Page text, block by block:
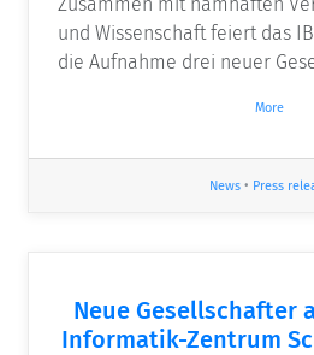
und Wissenschaft feiert das
die Aufnahme drei neuer
More
News• Press
Neue Gesellschafter
Informatik-Zentrum